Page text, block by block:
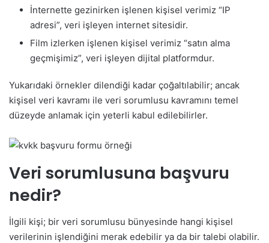
İnternette gezinirken işlenen kişisel verimiz “IP
adresi”, veri işleyen internet sitesidir.
Film izlerken işlenen kişisel verimiz “satın alma
geçmişimiz”, veri işleyen dijital platformdur.
Yukarıdaki örnekler dilendiği kadar çoğaltılabilir; ancak
kişisel veri kavramı ile veri sorumlusu kavramını temel
düzeyde anlamak için yeterli kabul edilebilirler.
Veri sorumlusuna başvuru
nedir?
İlgili kişi; bir veri sorumlusu bünyesinde hangi kişisel
verilerinin işlendiğini merak edebilir ya da bir talebi olabilir.